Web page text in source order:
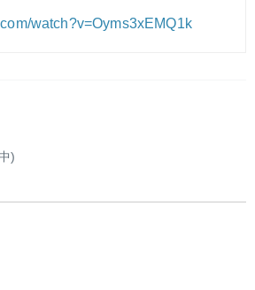
watch?v=Oyms3xEMQ1k
)